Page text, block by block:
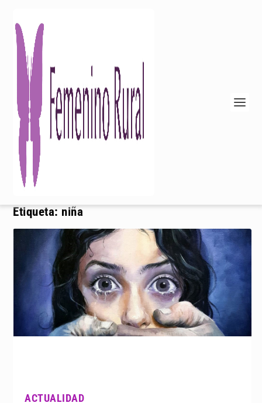
Etiqueta: niña